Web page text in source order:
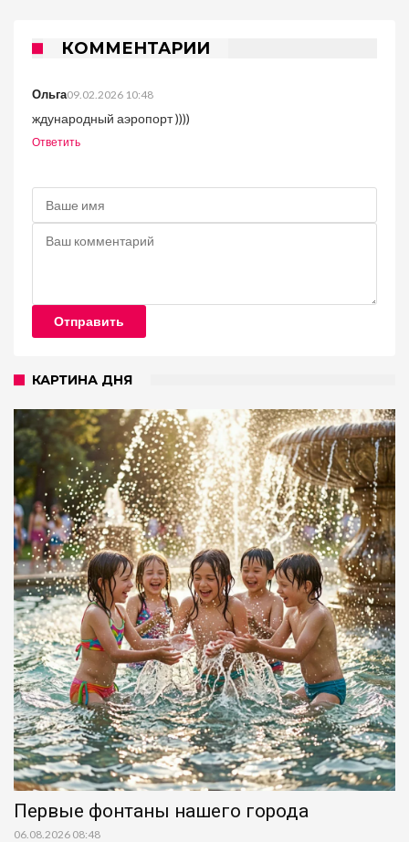
КОММЕНТАРИИ
Ольга09.02.2026 10:48
ждународный аэропорт ))))
Ответить
Отправить
КАРТИНА ДНЯ
Первые фонтаны нашего города
06.08.2026 08:48